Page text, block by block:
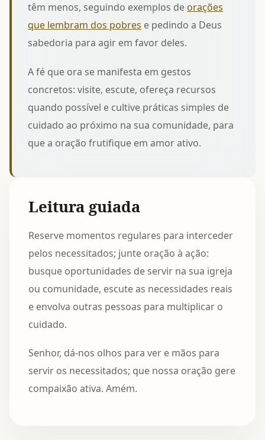
têm menos, seguindo exemplos de orações
que lembram dos pobres e pedindo a Deus
sabedoria para agir em favor deles.
A fé que ora se manifesta em gestos
concretos: visite, escute, ofereça recursos
quando possível e cultive práticas simples de
cuidado ao próximo na sua comunidade, para
que a oração frutifique em amor ativo.
Leitura guiada
Reserve momentos regulares para interceder
pelos necessitados; junte oração à ação:
busque oportunidades de servir na sua igreja
ou comunidade, escute as necessidades reais
e envolva outras pessoas para multiplicar o
cuidado.
Senhor, dá-nos olhos para ver e mãos para
servir os necessitados; que nossa oração gere
compaixão ativa. Amém.